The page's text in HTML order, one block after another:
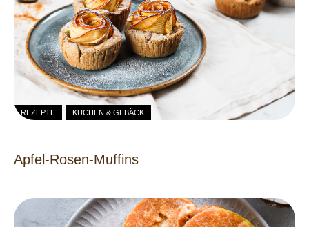
REZEPTE KUCHEN & GEBÄCK
Apfel-Rosen-Muffins